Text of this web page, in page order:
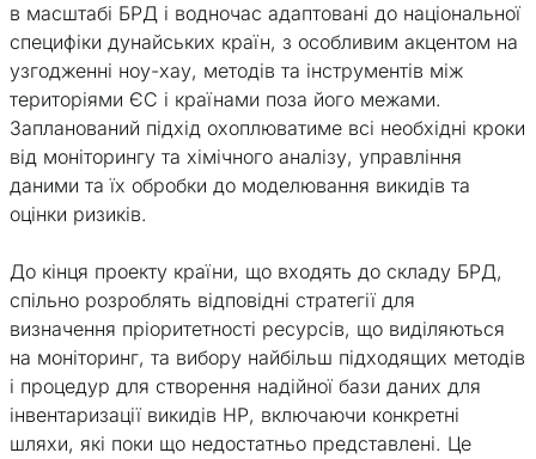
в масштабі БРД і водночас адаптовані до національної
специфіки дунайських країн, з особливим акцентом на
узгодженні ноу-хау, методів та інструментів між
територіями ЄС і країнами поза його межами.
Запланований підхід охоплюватиме всі необхідні кроки
від моніторингу та хімічного аналізу, управління
даними та їх обробки до моделювання викидів та
оцінки ризиків.
До кінця проекту країни, що входять до складу БРД,
спільно розроблять відповідні стратегії для
визначення пріоритетності ресурсів, що виділяються
на моніторинг, та вибору найбільш підходящих методів
і процедур для створення надійної бази даних для
інвентаризації викидів НР, включаючи конкретні
шляхи, які поки що недостатньо представлені. Це